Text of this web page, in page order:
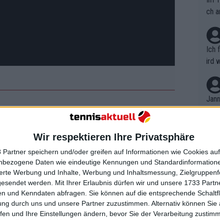
Wir respektieren Ihre Privatsphäre
Partner speichern und/oder greifen auf Informationen wie Cookies
Daten wie eindeutige Kennungen und
Werbung und Inhalte, Werbung und Inhaltsmessung,
werden. Mit Ihrer Erlaubnis dürfen wir und unsere 1733
und Kenndaten abfragen. Sie können auf die entsprechende
durch uns und unsere Partner zuzustimmen. Alternativ können Sie
und Ihre Einstellungen ändern, bevor Sie der Verarbeitung
deshalb möchte ich meinen Fans
ein kleines Update geben."
Zeiten in meinem Leben.
beruflichen Laufbahn. In den
zu kämpfen. Ich
habe jede Woche
Tag eine neue Lösung finden."
ch
Ich
ird
r in
em
t,
B.
on
n
nt.